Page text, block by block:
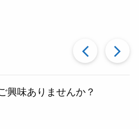
過
去
興味ありませんか？